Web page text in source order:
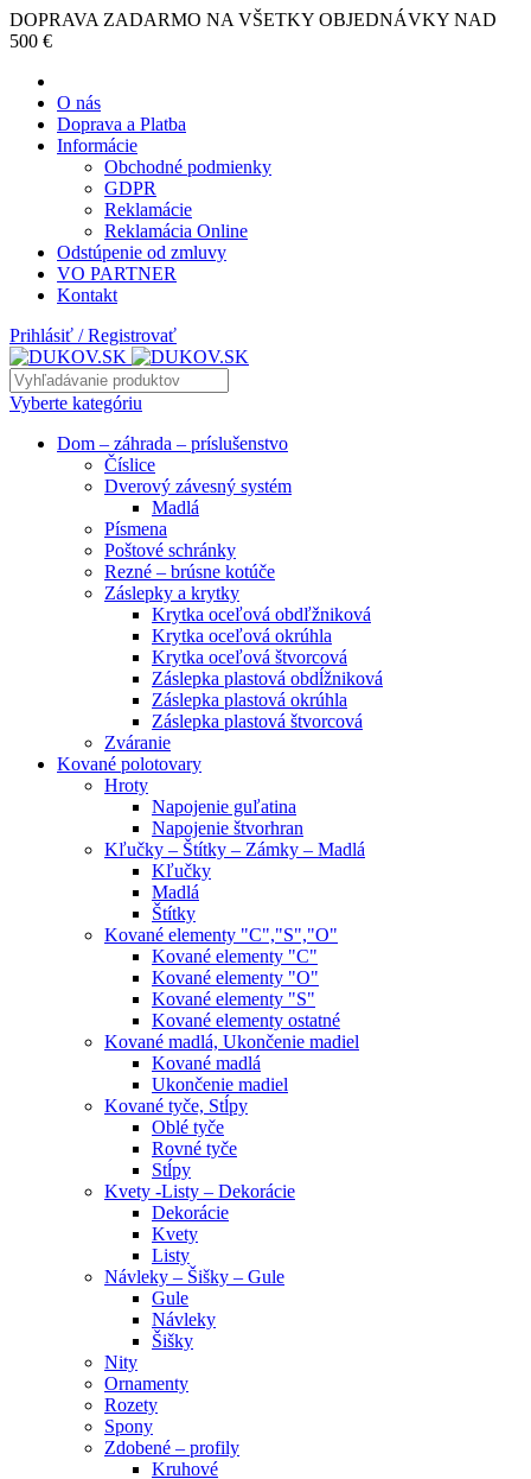
DOPRAVA ZADARMO NA VŠETKY OBJEDNÁVKY NAD
500 €
O nás
Doprava a Platba
Informácie
Obchodné podmienky
GDPR
Reklamácie
Reklamácia Online
Odstúpenie od zmluvy
VO PARTNER
Kontakt
Prihlásiť / Registrovať
Vyberte kategóriu
Dom – záhrada – príslušenstvo
Číslice
Dverový závesný systém
Madlá
Písmena
Poštové schránky
Rezné – brúsne kotúče
Záslepky a krytky
Krytka oceľová obdľžniková
Krytka oceľová okrúhla
Krytka oceľová štvorcová
Záslepka plastová obdĺžniková
Záslepka plastová okrúhla
Záslepka plastová štvorcová
Zváranie
Kované polotovary
Hroty
Napojenie guľatina
Napojenie štvorhran
Kľučky – Štítky – Zámky – Madlá
Kľučky
Madlá
Štítky
Kované elementy "C","S","O"
Kované elementy "C"
Kované elementy "O"
Kované elementy "S"
Kované elementy ostatné
Kované madlá, Ukončenie madiel
Kované madlá
Ukončenie madiel
Kované tyče, Stĺpy
Oblé tyče
Rovné tyče
Stĺpy
Kvety -Listy – Dekorácie
Dekorácie
Kvety
Listy
Návleky – Šišky – Gule
Gule
Návleky
Šišky
Nity
Ornamenty
Rozety
Spony
Zdobené – profily
Kruhové